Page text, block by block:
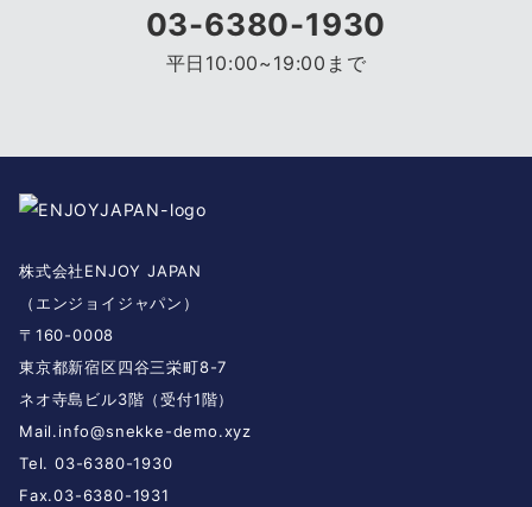
03-6380-1930
平日10:00~19:00まで
株式会社ENJOY JAPAN
（エンジョイジャパン）
〒160-0008
東京都新宿区四谷三栄町8-7
ネオ寺島ビル3階（受付1階）
Mail.info@snekke-demo.xyz
Tel. 03-6380-1930
Fax.03-6380-1931